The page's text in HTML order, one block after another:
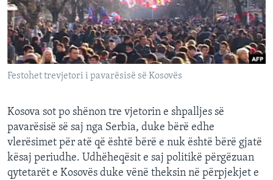
INTERVISTA
DITARI
Festohet trevjetori i pavarësisë së Kosovës
Kosova sot po shënon tre vjetorin e shpalljes së
pavarësisë së saj nga Serbia, duke bërë edhe
vlerësimet për atë që është bërë e nuk është bërë gjatë
kësaj periudhe. Udhëheqësit e saj politikë përgëzuan
qytetarët e Kosovës duke vënë theksin në përpjekjet e